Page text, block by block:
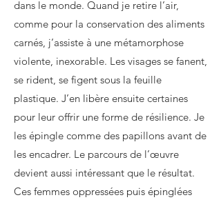
dans le monde. Quand je retire l’air,
comme pour la conservation des aliments
carnés, j’assiste à une métamorphose
violente, inexorable. Les visages se fanent,
se rident, se figent sous la feuille
plastique. J’en libère ensuite certaines
pour leur offrir une forme de résilience. Je
les épingle comme des papillons avant de
les encadrer. Le parcours de l’œuvre
devient aussi intéressant que le résultat.
Ces femmes oppressées puis épinglées